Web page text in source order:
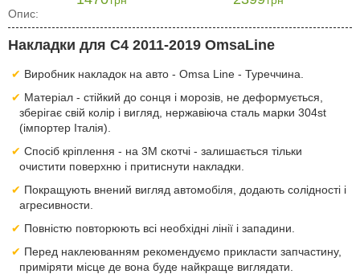
Опис:
Накладки для C4 2011-2019 OmsaLine
Виробник накладок на авто - Omsa Line - Туреччина.
Матеріал - стійкий до сонця і морозів, не деформується,
зберігає свій колір і вигляд, нержавіюча сталь марки 304st
(імпортер Італія).
Спосіб кріплення - на 3М скотчі - залишається тільки
очистити поверхню і притиснути накладки.
Покращують внений вигляд автомобіля, додають солідності і
агресивности.
Повністю повторюють всі необхідні лінії і западини.
Перед наклеюванням рекомендуємо прикласти запчастину,
приміряти місце де вона буде найкраще виглядати.